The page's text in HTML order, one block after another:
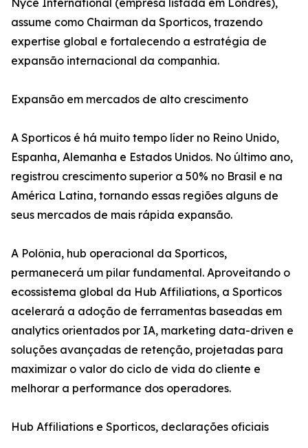
Nyce International (empresa listada em Londres),
assume como Chairman da Sporticos, trazendo
expertise global e fortalecendo a estratégia de
expansão internacional da companhia.
Expansão em mercados de alto crescimento
A Sporticos é há muito tempo líder no Reino Unido,
Espanha, Alemanha e Estados Unidos. No último ano,
registrou crescimento superior a 50% no Brasil e na
América Latina, tornando essas regiões alguns de
seus mercados de mais rápida expansão.
A Polônia, hub operacional da Sporticos,
permanecerá um pilar fundamental. Aproveitando o
ecossistema global da Hub Affiliations, a Sporticos
acelerará a adoção de ferramentas baseadas em
analytics orientados por IA, marketing data-driven e
soluções avançadas de retenção, projetadas para
maximizar o valor do ciclo de vida do cliente e
melhorar a performance dos operadores.
Hub Affiliations e Sporticos, declarações oficiais